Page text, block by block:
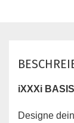
iXXXi
Designe